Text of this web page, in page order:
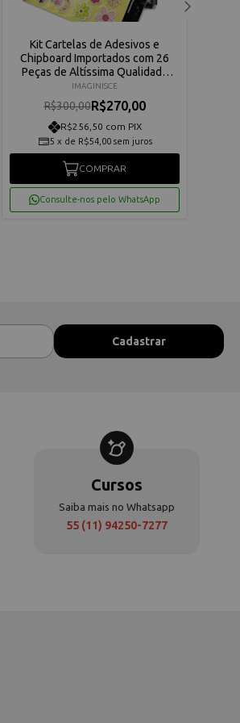
Kit Cartelas de Adesivos e
Chipboard Importados com 26
Peças de Altíssima Qualidade
Imaginisce
IMAGINISCE
R$300,00R$270,00
R$256,50 com PIX
5 x de R$54,00 sem juros
COMPRAR
Consulte-nos pelo WhatsApp
Cursos
Saiba mais no Whatsapp
55 (11) 94250-7277